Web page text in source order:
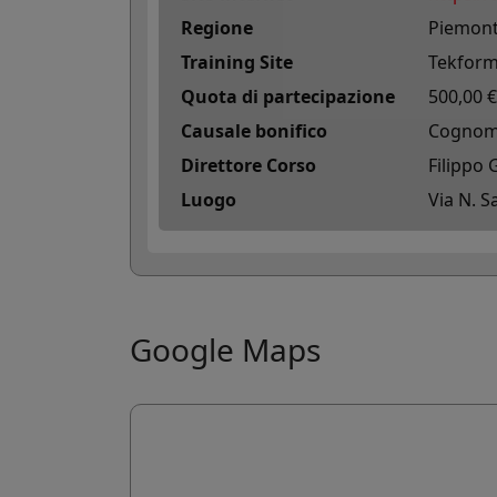
Regione
Training Site
Tekform
Quota di partecipazione
500,00
Causale bonifico
Direttore Corso
Filippo
Luogo
Via N.
Google Maps
I
agli
I